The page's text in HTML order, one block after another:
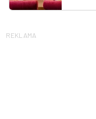
REKLAMA